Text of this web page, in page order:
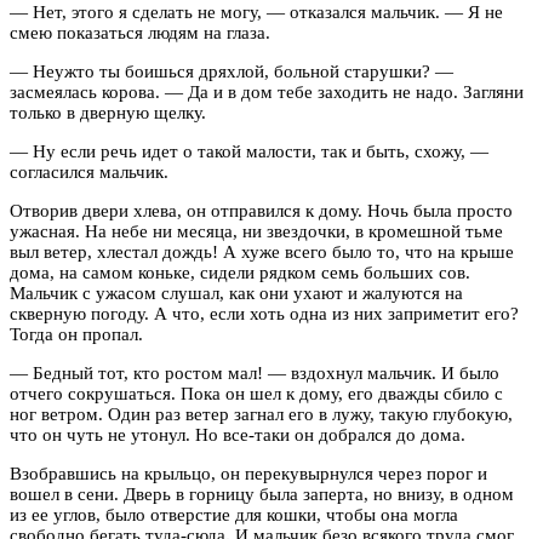
— Нет, этого я сделать не могу, — отказался мальчик. — Я не
смею показаться людям на глаза.
— Неужто ты боишься дряхлой, больной старушки? —
засмеялась корова. — Да и в дом тебе заходить не надо. Загляни
только в дверную щелку.
— Ну если речь идет о такой малости, так и быть, схожу, —
согласился мальчик.
Отворив двери хлева, он отправился к дому. Ночь была просто
ужасная. На небе ни месяца, ни звездочки, в кромешной тьме
выл ветер, хлестал дождь! А хуже всего было то, что на крыше
дома, на самом коньке, сидели рядком семь больших сов.
Мальчик с ужасом слушал, как они ухают и жалуются на
скверную погоду. А что, если хоть одна из них заприметит его?
Тогда он пропал.
— Бедный тот, кто ростом мал! — вздохнул мальчик. И было
отчего сокрушаться. Пока он шел к дому, его дважды сбило с
ног ветром. Один раз ветер загнал его в лужу, такую глубокую,
что он чуть не утонул. Но все-таки он добрался до дома.
Взобравшись на крыльцо, он перекувырнулся через порог и
вошел в сени. Дверь в горницу была заперта, но внизу, в одном
из ее углов, было отверстие для кошки, чтобы она могла
свободно бегать туда-сюда. И мальчик безо всякого труда смог